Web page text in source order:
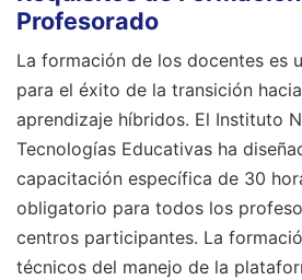
Profesorado
La formación de los docentes es
para el éxito de la transición
aprendizaje híbridos. El Instituto
Tecnologías Educativas ha
capacitación específica de 30
obligatorio para todos los
centros participantes. La
técnicos del manejo de la